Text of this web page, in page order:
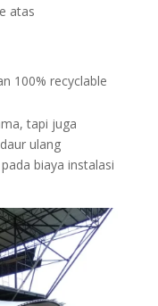
atas
100% recyclable
tapi juga
ulang
biaya instalasi